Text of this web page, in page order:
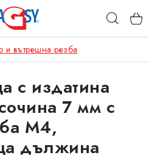
и вътрешна резба
с издатина
7 мм с
M4,
дължина